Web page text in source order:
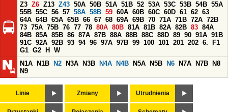
Z3 Z6 Z13 Z43 50A 50B 51A 51B 52 53A 53C 53B 54B 55A
55B 55C 56 57 58A 58B 59 60A 60B 60C 60D 61 62 63
64A 64B 65A 65B 66 67 68 69A 69B 70 71A 71B 72A 72B
73 75A 75B 76 77 78 80A 80B 81A 81B 82A 82B 83 84A
84B 85A 85B 86 87A 87B 88A 88B 88C 88D 89 90 91A 91B
91C 92A 92B 93 94 96 97A 97B 99 100 101 201 202 6.
F1
G1 G2 H
W
N1A
N1B N2 N3A N3B N4A N4B N5A N5B N6 N7A N7B
N8
N9
Linie Zmiany Utrudnienia